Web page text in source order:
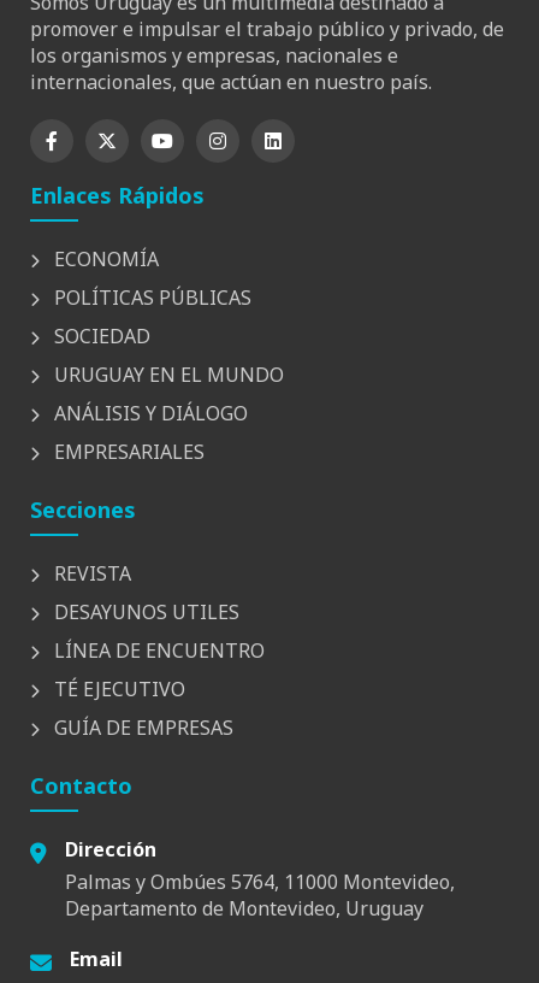
promover e impulsar el trabajo público y privado, de
los organismos y empresas, nacionales e
internacionales, que actúan en nuestro país.
Enlaces Rápidos
ECONOMÍA
POLÍTICAS PÚBLICAS
SOCIEDAD
URUGUAY EN EL MUNDO
ANÁLISIS Y DIÁLOGO
EMPRESARIALES
Secciones
REVISTA
DESAYUNOS UTILES
LÍNEA DE ENCUENTRO
TÉ EJECUTIVO
GUÍA DE EMPRESAS
Contacto
Dirección
Palmas y Ombúes 5764, 11000 Montevideo,
Departamento de Montevideo, Uruguay
Email